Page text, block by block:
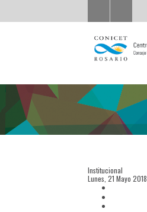
Institucional
Lunes, 21 Mayo 2018